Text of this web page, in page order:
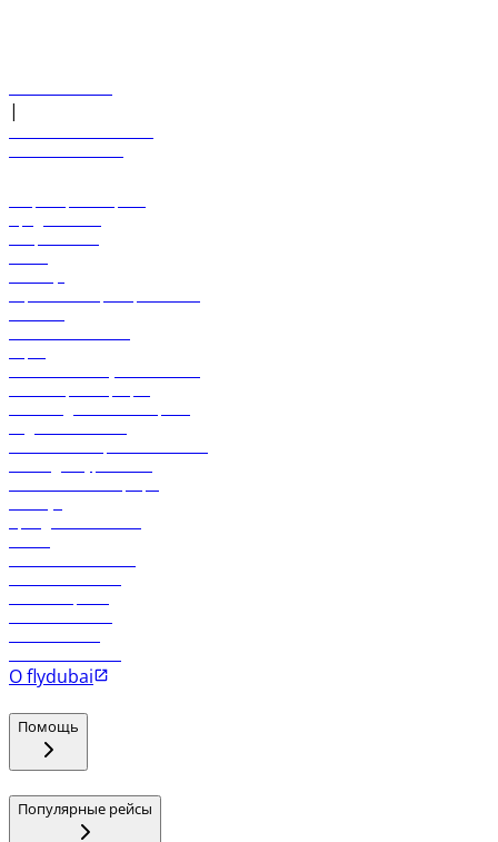
|
О flydubai
Помощь
Популярные рейсы